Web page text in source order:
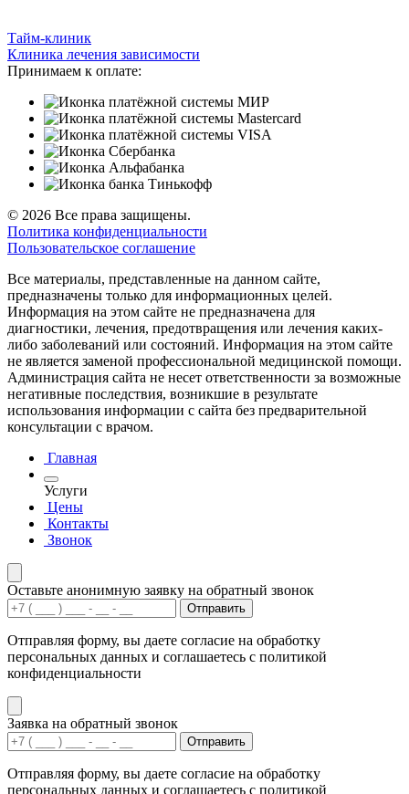
Тайм-клиник
Клиника лечения зависимости
Принимаем к оплате:
© 2026 Все права защищены.
Политика конфиденциальности
Пользовательское соглашение
Все материалы, представленные на данном сайте,
предназначены только для информационных целей.
Информация на этом сайте не предназначена для
диагностики, лечения, предотвращения или лечения каких-
либо заболеваний или состояний. Информация на этом сайте
не является заменой профессиональной медицинской помощи.
Администрация сайта не несет ответственности за возможные
негативные последствия, возникшие в результате
использования информации с сайта без предварительной
консультации с врачом.
Главная
Услуги
Цены
Контакты
Звонок
Оставьте анонимную заявку на обратный звонок
Отправить
Отправляя форму, вы даете согласие на обработку
персональных данных и соглашаетесь с политикой
конфиденциальности
Заявка на обратный звонок
Отправить
Отправляя форму, вы даете согласие на обработку
персональных данных и соглашаетесь с политикой